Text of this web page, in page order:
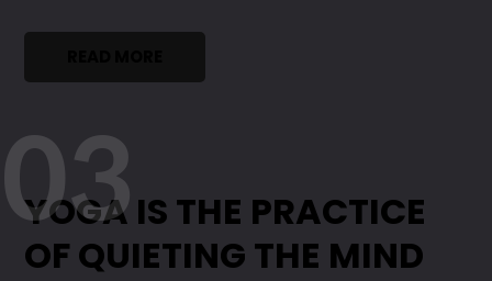
03
YOGA IS THE PRACTICE
OF QUIETING THE MIND